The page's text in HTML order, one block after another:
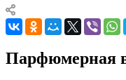
Парфюмерная